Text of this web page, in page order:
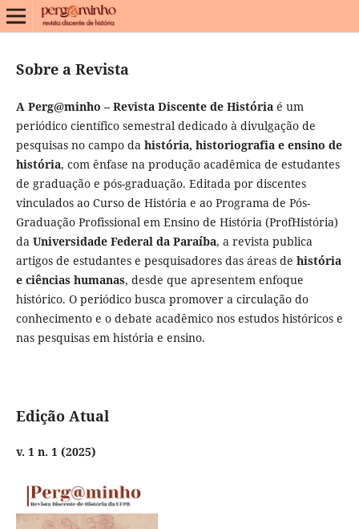
Sobre a Revista
A Perg@minho – Revista Discente de Históriaé um
periódico científico semestral dedicado à divulgação de
pesquisas no campo da história, historiografia e ensino de
história, com ênfase na produção acadêmica de estudantes
de graduação e pós-graduação. Editada por discentes
vinculados ao Curso de História e ao Programa de Pós-
Graduação Profissional em Ensino de História (ProfHistória)
da Universidade Federal da Paraíba, a revista publica
artigos de estudantes e pesquisadores das áreas de história
e ciências humanas, desde que apresentem enfoque
histórico. O periódico busca promover a circulação do
conhecimento e o debate acadêmico nos estudos históricos e
nas pesquisas em história e ensino.
Edição Atual
v. 1 n. 1 (2025)